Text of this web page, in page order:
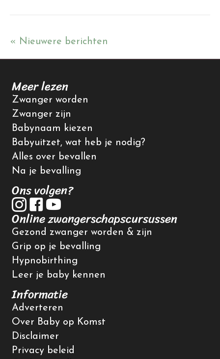
« Nieuwere berichten
Meer lezen
Zwanger worden
Zwanger zijn
Babynaam kiezen
Babyuitzet, wat heb je nodig?
Alles over bevallen
Na je bevalling
Ons volgen?
Online zwangerschapscursussen
Gezond zwanger worden & zijn
Grip op je bevalling
Hypnobirthing
Leer je baby kennen
Informatie
Adverteren
Over Baby op Komst
Disclaimer
Privacy beleid